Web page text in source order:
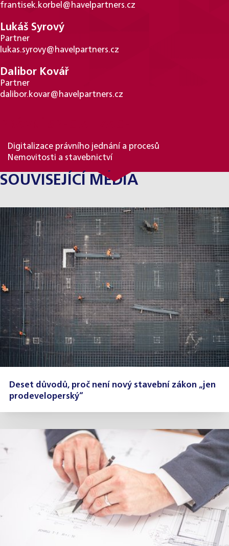
frantisek.korbel@havelpartners.cz
Lukáš Syrový
Partner
lukas.syrovy@havelpartners.cz
Dalibor Kovář
Partner
dalibor.kovar@havelpartners.cz
Digitalizace právního jednání a procesů
Nemovitosti a stavebnictví
SOUVISEJÍCÍ MÉDIA
Deset důvodů, proč není nový stavební zákon „jen
prodeveloperský“